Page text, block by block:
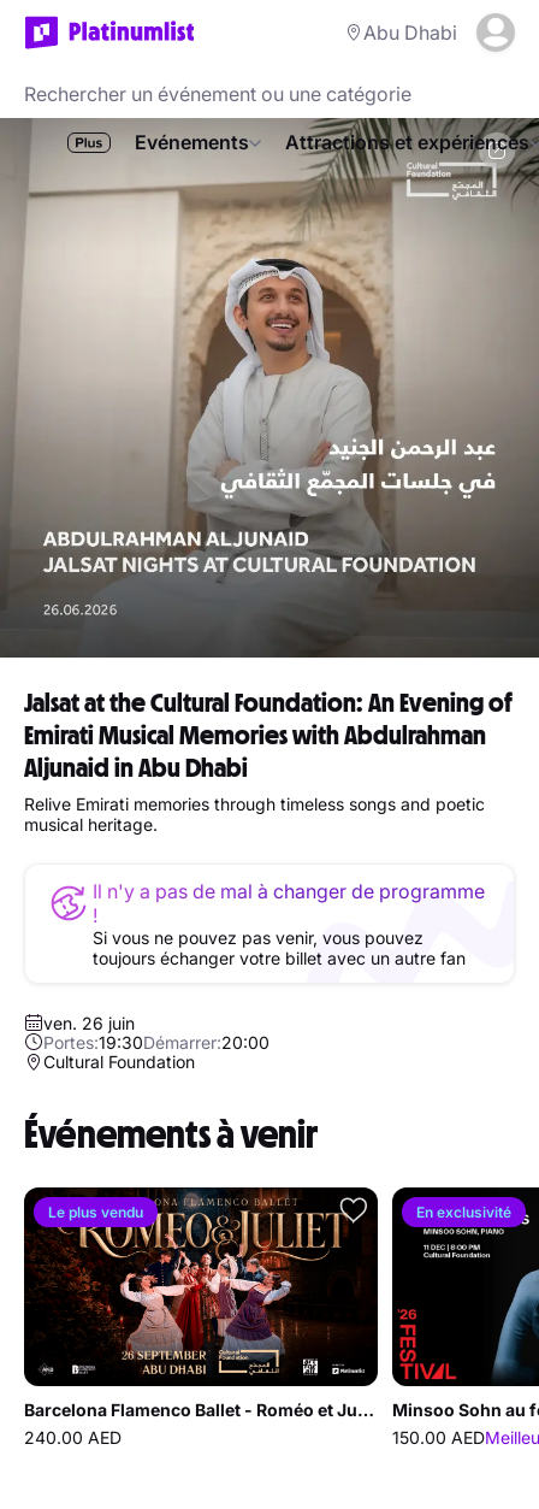
Abu Dhabi
Evénements Attractions et expériences
Jalsat at the Cultural Foundation: An Evening of
Emirati Musical Memories with Abdulrahman
Aljunaid in Abu Dhabi
Relive Emirati memories through timeless songs and poetic
musical heritage.
Il n'y a pas de mal à changer de programme
!
Si vous ne pouvez pas venir, vous pouvez
toujours échanger votre billet avec un autre fan
ven. 26 juin
Portes:19:30Démarrer:20:00
Cultural Foundation
Événements à venir
Le plus vendu
Barcelona Flamenco Ballet - Roméo et Juliette au Cultural Foundation Abu Dhabi
240.00 AED
En exclusivité
Minsoo Sohn au
150.00 AED